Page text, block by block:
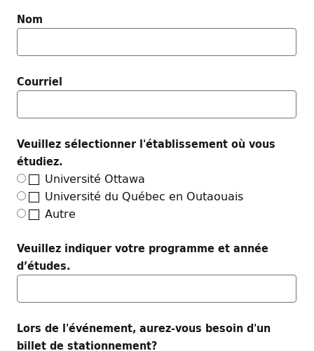
Nom
Courriel
Veuillez sélectionner l'établissement où vous
étudiez.
Université Ottawa
Université du Québec en Outaouais
Autre
Veuillez indiquer votre programme et année
d’études.
Lors de l'événement, aurez-vous besoin d'un
billet de stationnement?